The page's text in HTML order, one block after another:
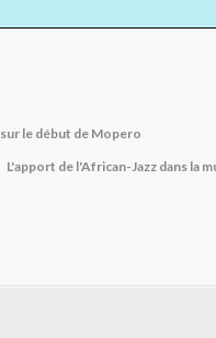
le début de Mopero
L'apport de l'African-Jazz dans la